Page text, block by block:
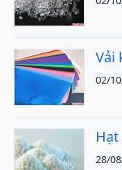
Vải
02/
28/